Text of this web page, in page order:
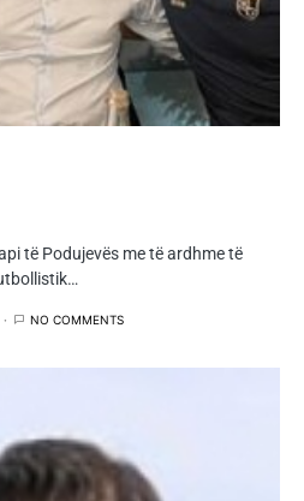
të Podujevës me të ardhme të
NO COMMENTS